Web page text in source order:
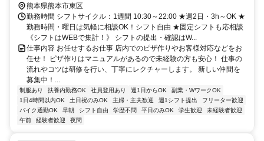
熊本県熊本市東区
勤務時間 シフトサイクル：1週間 10:30～22:00 ★週2日・3h～OK ★
勤務時間・曜日は気軽に相談OK！シフト自由 ★固定シフトも応相談
《シフトはWEBで集計！》 シフトの提出・確認はW...
仕事内容 お任せするお仕事 店内でのピザ作りやお客様対応などをお
任せ！ ピザ作りはマニュアルがあるので未経験の方も安心！ 仕事の
流れやコツは研修を行い、丁寧にレクチャーします。 新しい仲間を
募集中！...
制服あり 扶養内勤務OK 社員登用あり 週1日からOK
副業・WワークOK
1日4時間以内OK
土日祝のみOK 主婦・主夫歓迎 週1シフト提出
フリーター歓迎
バイク通勤OK
早朝 シフト自由 学歴不問 平日のみOK 学生歓迎
未経験者歓迎
午前
経験者歓迎 夜間